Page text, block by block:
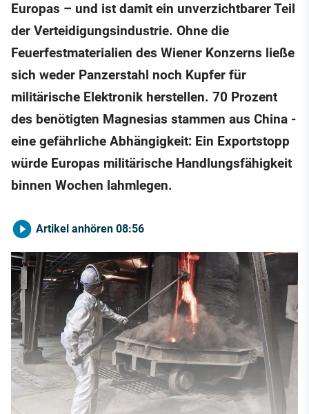
Europas – und ist damit ein unverzichtbarer Teil
der Verteidigungsindustrie. Ohne die
Feuerfestmaterialien des Wiener Konzerns ließe
sich weder Panzerstahl noch Kupfer für
militärische Elektronik herstellen. 70 Prozent
des benötigten Magnesias stammen aus China -
eine gefährliche Abhängigkeit: Ein Exportstopp
würde Europas militärische Handlungsfähigkeit
binnen Wochen lahmlegen.
Artikel anhören 08:56